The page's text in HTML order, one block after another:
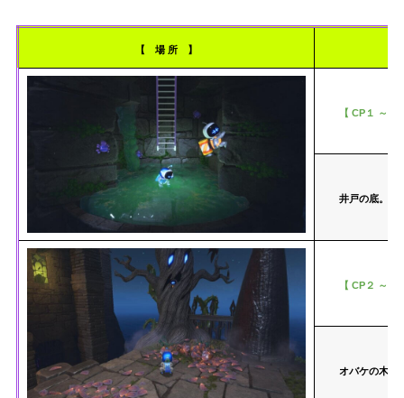
【 場 所 】
【 CP１ ～
井戸の底。（
【 CP２ ～
オバケの木の